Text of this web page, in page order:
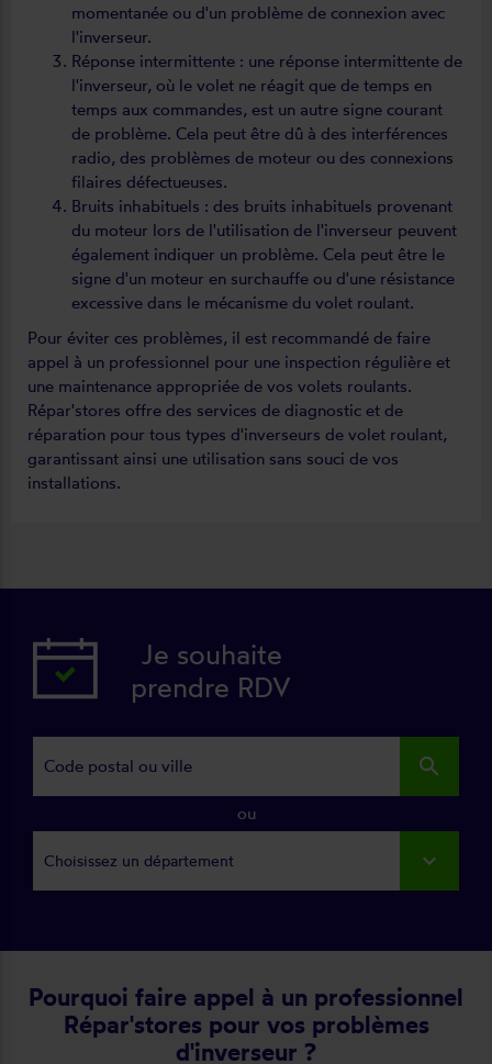
momentanée ou d'un problème de connexion avec
l'inverseur.
Réponse intermittente : une réponse intermittente de
l'inverseur, où le volet ne réagit que de temps en
temps aux commandes, est un autre signe courant
de problème. Cela peut être dû à des interférences
radio, des problèmes de moteur ou des connexions
filaires défectueuses.
Bruits inhabituels : des bruits inhabituels provenant
du moteur lors de l'utilisation de l'inverseur peuvent
également indiquer un problème. Cela peut être le
signe d'un moteur en surchauffe ou d'une résistance
excessive dans le mécanisme du volet roulant.
Pour éviter ces problèmes, il est recommandé de faire
appel à un professionnel pour une inspection régulière et
une maintenance appropriée de vos volets roulants.
Répar'stores offre des services de diagnostic et de
réparation pour tous types d'inverseurs de volet roulant,
garantissant ainsi une utilisation sans souci de vos
installations.
Je souhaite
prendre RDV
search
ou
Choisissez un département
Pourquoi faire appel à un professionnel
Répar'stores pour vos problèmes
d'inverseur ?